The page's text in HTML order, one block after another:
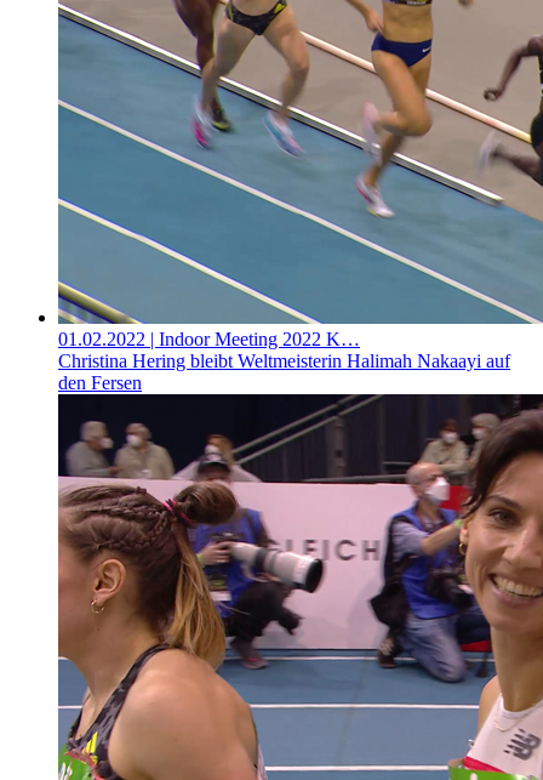
01.02.2022 | Indoor Meeting 2022 K…
Christina Hering bleibt Weltmeisterin Halimah Nakaayi auf
den Fersen